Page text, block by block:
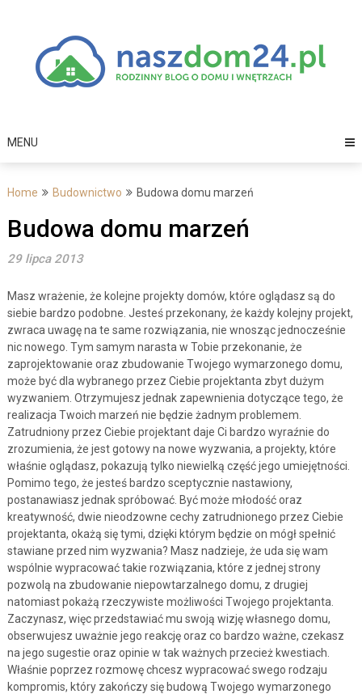
MENU
Home Budownictwo Budowa domu marzeń
Budowa domu marzeń
29 lipca 2013
Masz wrażenie, że kolejne projekty domów, które oglądasz są do
siebie bardzo podobne. Jesteś przekonany, że każdy kolejny projekt,
zwraca uwagę na te same rozwiązania, nie wnosząc jednocześnie
nic nowego. Tym samym narasta w Tobie przekonanie, że
zaprojektowanie oraz zbudowanie Twojego wymarzonego domu,
może być dla wybranego przez Ciebie projektanta zbyt dużym
wyzwaniem. Otrzymujesz jednak zapewnienia dotyczące tego, że
realizacja Twoich marzeń nie będzie żadnym problemem.
Zatrudniony przez Ciebie projektant daje Ci bardzo wyraźnie do
zrozumienia, że jest gotowy na nowe wyzwania, a projekty, które
właśnie oglądasz, pokazują tylko niewielką część jego umiejętności.
Pomimo tego, że jesteś bardzo sceptycznie nastawiony,
postanawiasz jednak spróbować. Być może młodość oraz
kreatywność, dwie nieodzowne cechy zatrudnionego przez Ciebie
projektanta, okażą się tymi, dzięki którym będzie on mógł spełnić
stawiane przed nim wyzwania? Masz nadzieje, że uda się wam
wspólnie wypracować takie rozwiązania, które z jednej strony
pozwolą na zbudowanie niepowtarzalnego domu, z drugiej
natomiast pokażą rzeczywiste możliwości Twojego projektanta.
Zaczynasz, więc przedstawiać mu swoją wizję własnego domu,
obserwujesz uważnie jego reakcję oraz co bardzo ważne, czekasz
na jego sugestie oraz opinie w tak ważnych przecież kwestiach.
Właśnie poprzez rozmowę chcesz wypracować swego rodzaju
kompromis, który zakończy się budową Twojego wymarzonego